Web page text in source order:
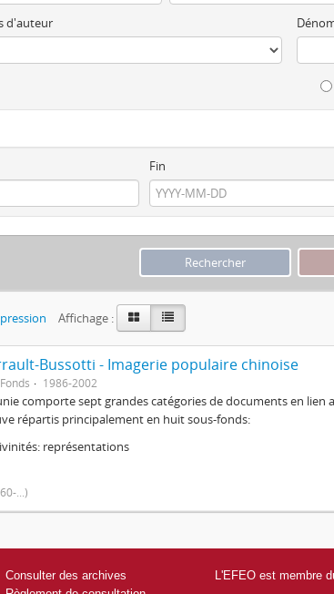
d'auteur
Fin
Affichage :
Bussotti - Imagerie populaire chinoise
Fonds 1986-2002
comporte sept grandes catégories de documents en
répartis principalement en huit sous-fonds:
représentations
...)
Consulter des archives
L'EFEO est membre